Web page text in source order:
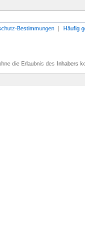
Bestimmungen | Häufig
die Erlaubnis des Inhabers